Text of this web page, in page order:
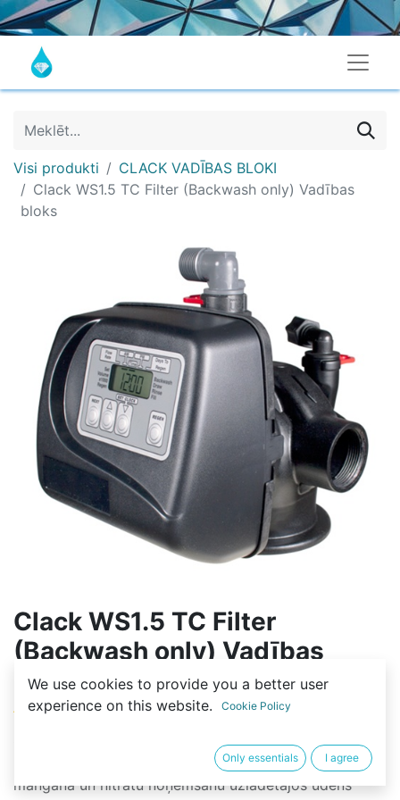
Visi produkti
CLACK VADĪBAS BLOKI
Clack WS1.5 TC Filter (Backwash only) Vadības
bloks
Clack WS1.5 TC Filter
(Backwash only) Vadības
bloks
(0 review)
Clack WS 1.5 TC vadības vārsts tiek izmantots, lai
regulētu un kontrolētu sorbcijas tīrīšanas, atlikšanas,
mangāna un nitrātu noņemšanu uzlādētajos ūdens
We use cookies to provide you a better user
experience on this website.
Cookie Policy
Only essentials I agree